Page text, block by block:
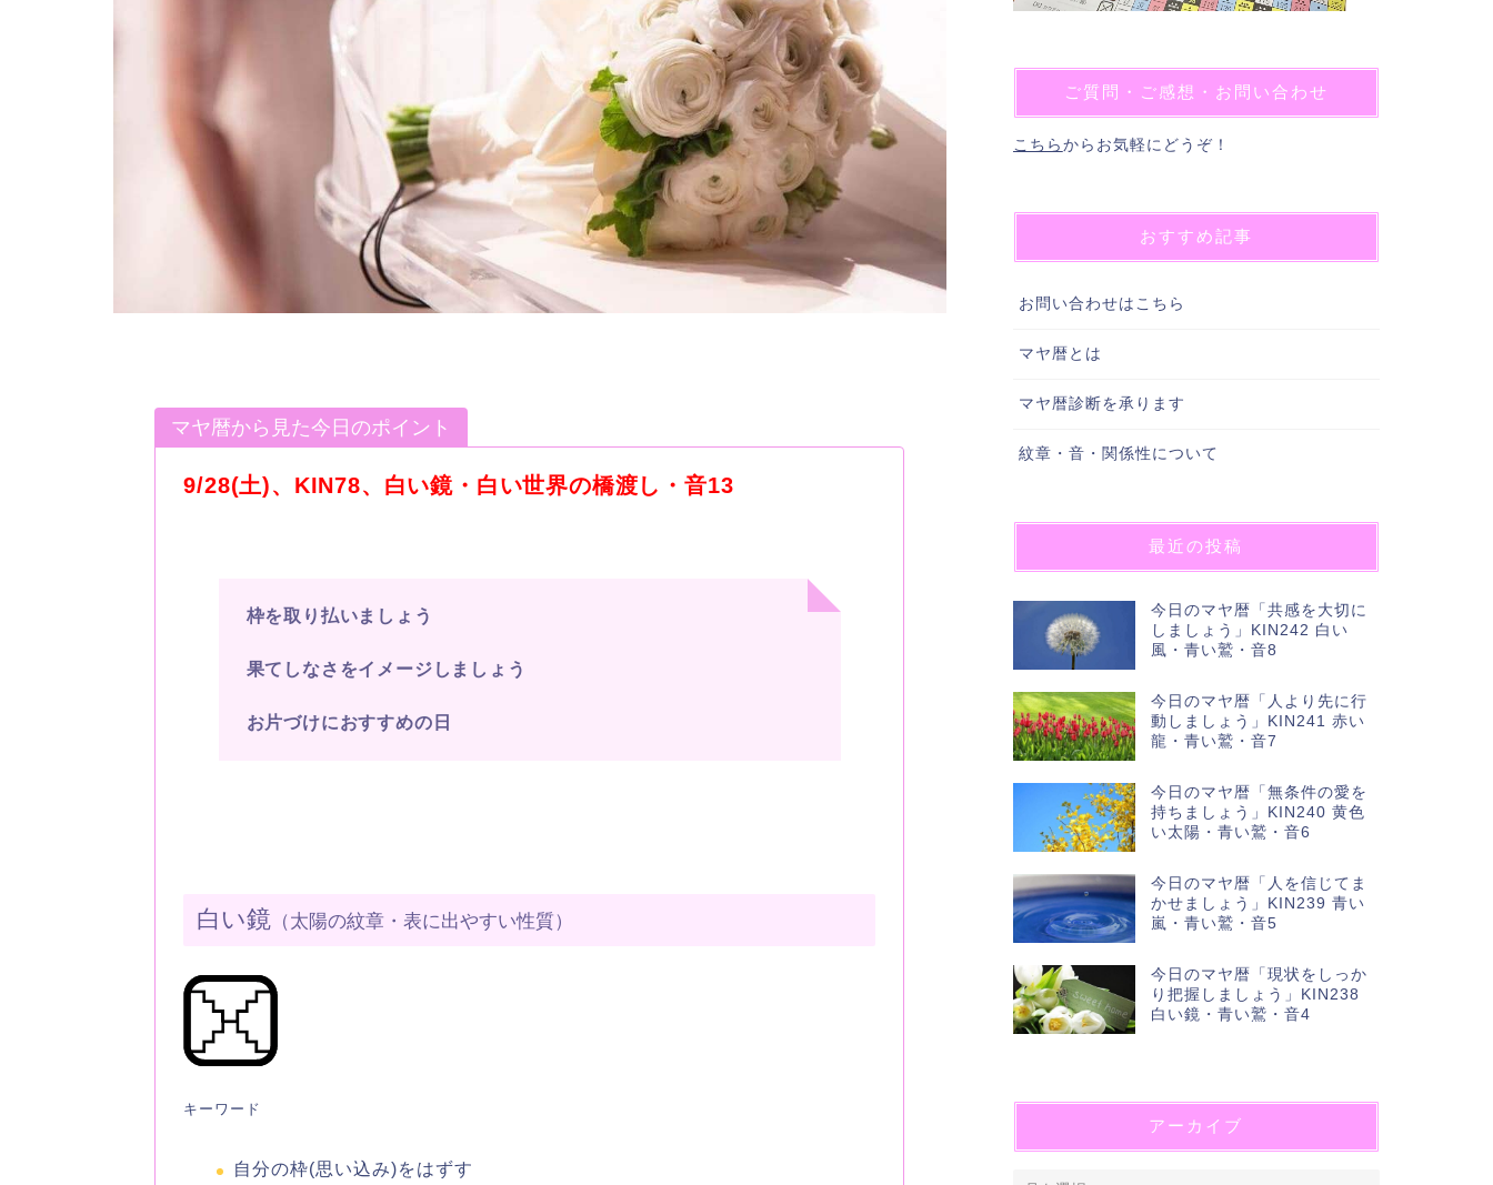
マヤ暦から見た今日のポイント
9/28(土)、KIN78、白い鏡・白い世界の橋渡し・音13
枠を取り払いましょう
果てしなさをイメージしましょう
お片づけにおすすめの日
白い鏡 （太陽の紋章・表に出やすい性質）
キーワード
自分の枠(思い込み)をはずす
ご質問・ご感想・お問い合わせ
こちら からお気軽にどうぞ！
おすすめ記事
お問い合わせはこちら
マヤ暦とは
マヤ暦診断を承ります
紋章・音・関係性について
最近の投稿
今日のマヤ暦「共感を大切に
しましょう」KIN242 白い
風・青い鷲・音8
今日のマヤ暦「人より先に行
動しましょう」KIN241 赤い
龍・青い鷲・音7
今日のマヤ暦「無条件の愛を
持ちましょう」KIN240 黄色
い太陽・青い鷲・音6
今日のマヤ暦「人を信じてま
かせましょう」KIN239 青い
嵐・青い鷲・音5
今日のマヤ暦「現状をしっか
り把握しましょう」KIN238
白い鏡・青い鷲・音4
アーカイブ